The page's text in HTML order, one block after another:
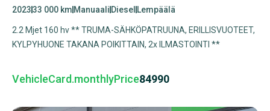
202333 000 km Manuaali Diesel Lempäälä
2.2 Mjet 160 hv ** TRUMA-SÄHKÖPATRUUNA, ERILLISVUOTEET,
KYLPYHUONE TAKANA POIKITTAIN, 2x ILMASTOINTI **
VehicleCard.monthlyPrice84990